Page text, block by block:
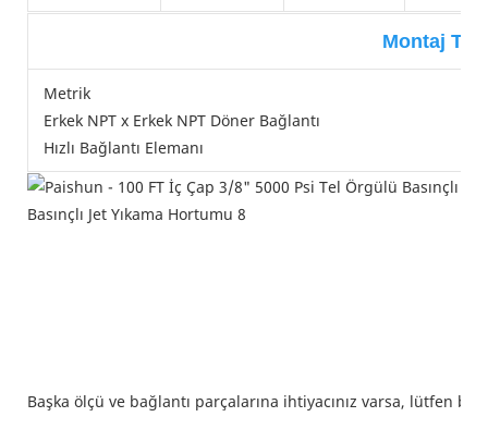
Montaj Tipi
Metrik
Erkek NPT x Erkek NPT Döner Bağlantı
Hızlı Bağlantı Elemanı
Başka ölçü ve bağlantı parçalarına ihtiyacınız varsa, lütfen